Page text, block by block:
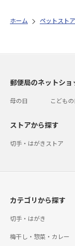
ホーム ペットストア
郵便局のネットシ
母の日 こども
ストアから探す
切手・はがきストア
カテゴリから探す
切手・はがき
梅干し・惣菜・カレー